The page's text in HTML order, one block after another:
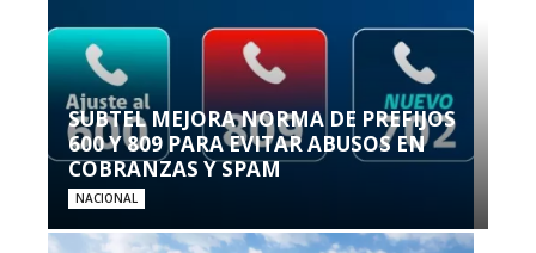
SUBTEL MEJORA NORMA DE PREFIJOS
600 Y 809 PARA EVITAR ABUSOS EN
COBRANZAS Y SPAM
NACIONAL